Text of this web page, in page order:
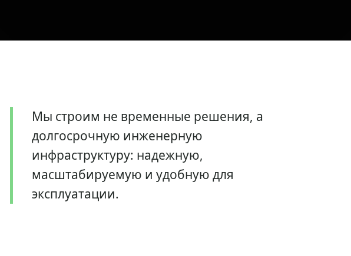
Мы строим не временные решения, а
долгосрочную инженерную
инфраструктуру: надежную,
масштабируемую и удобную для
эксплуатации.